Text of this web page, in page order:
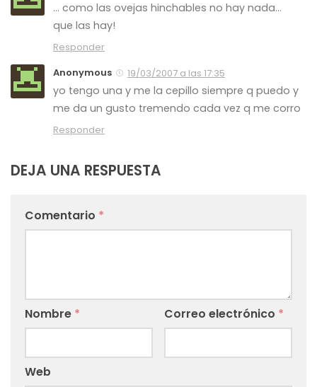
… como las ovejas hinchables no hay nada…
que las hay!
Responder
Anonymous
19/03/2007 a las 17:35
yo tengo una y me la cepillo siempre q puedo y
me da un gusto tremendo cada vez q me corro
Responder
DEJA UNA RESPUESTA
Comentario *
Nombre * Correo electrónico *
Web